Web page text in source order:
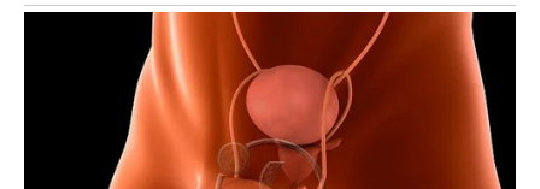
Djevice konačno dobijaju odgovor koji su dugo čekale.
Ono što danas saznate donosi vam mnogo više mira nego
što očekujete.
Vrijeme je za važne odluke.